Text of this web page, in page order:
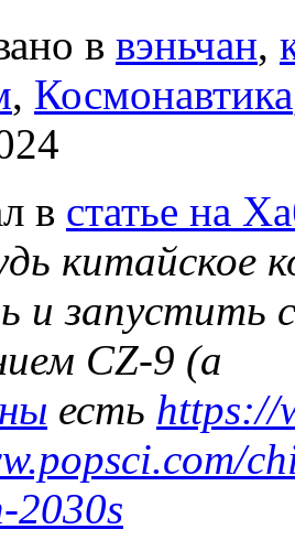
в вэньчан,
, Космонавтика
в статье на
китайское
и запустить
CZ-9 (а
есть https://
2030s